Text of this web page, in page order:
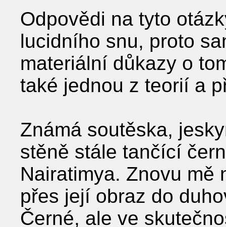
Odpovědi na tyto
lucidního snu, proto
materiální důkazy o
také jednou z teorií a
Známá soutěska,
stěně stále tančící
Nairatimya. Znovu mě
přes její obraz do
Černé, ale ve